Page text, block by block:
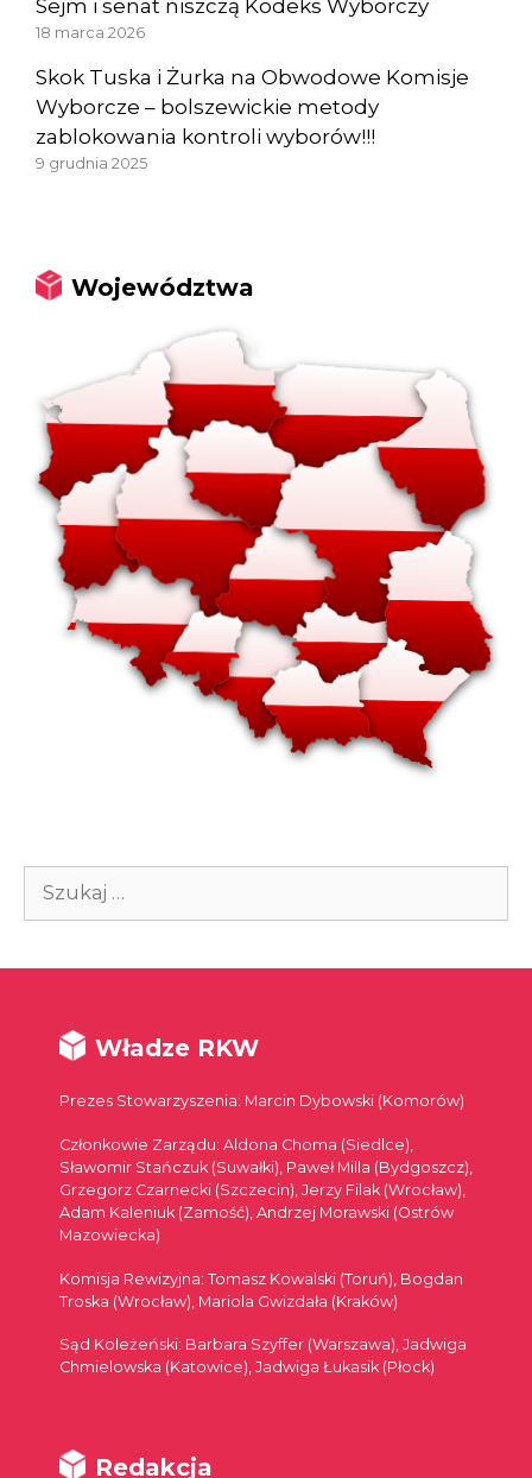
Sejm i senat niszczą Kodeks Wyborczy
18 marca 2026
Skok Tuska i Żurka na Obwodowe Komisje
Wyborcze – bolszewickie metody
zablokowania kontroli wyborów!!!
9 grudnia 2025
Województwa
Szukaj:
Władze RKW
Prezes Stowarzyszenia: Marcin Dybowski (Komorów)
Członkowie Zarządu: Aldona Choma (Siedlce),
Sławomir Stańczuk (Suwałki), Paweł Milla (Bydgoszcz),
Grzegorz Czarnecki (Szczecin), Jerzy Filak (Wrocław),
Adam Kaleniuk (Zamość), Andrzej Morawski (Ostrów
Mazowiecka)
Komisja Rewizyjna: Tomasz Kowalski (Toruń), Bogdan
Troska (Wrocław), Mariola Gwizdała (Kraków)
Sąd Koleżeński: Barbara Szyffer (Warszawa), Jadwiga
Chmielowska (Katowice), Jadwiga Łukasik (Płock)
Redakcja